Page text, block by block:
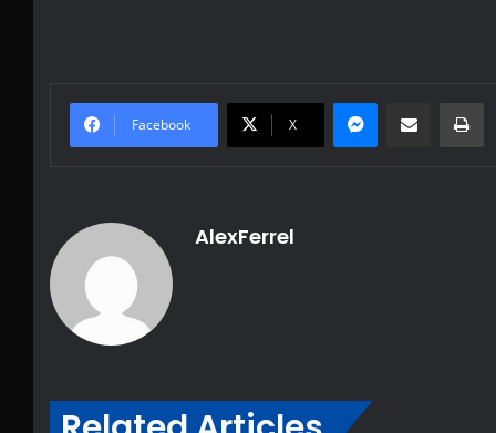
Facebook X
Messenger
Share via Email
AlexFerrel